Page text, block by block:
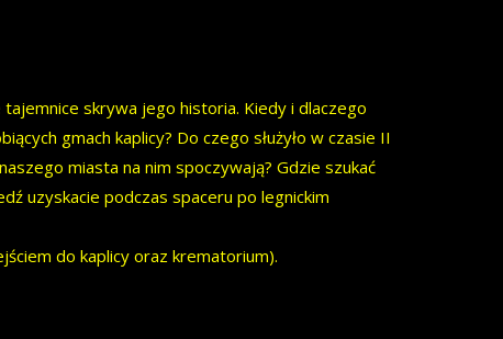
tajemnice skrywa jego historia. Kiedy i dlaczego
gmach kaplicy? Do czego służyło w czasie II
miasta na nim spoczywają? Gdzie szukać
uzyskacie podczas spaceru po legnickim
do kaplicy oraz krematorium).